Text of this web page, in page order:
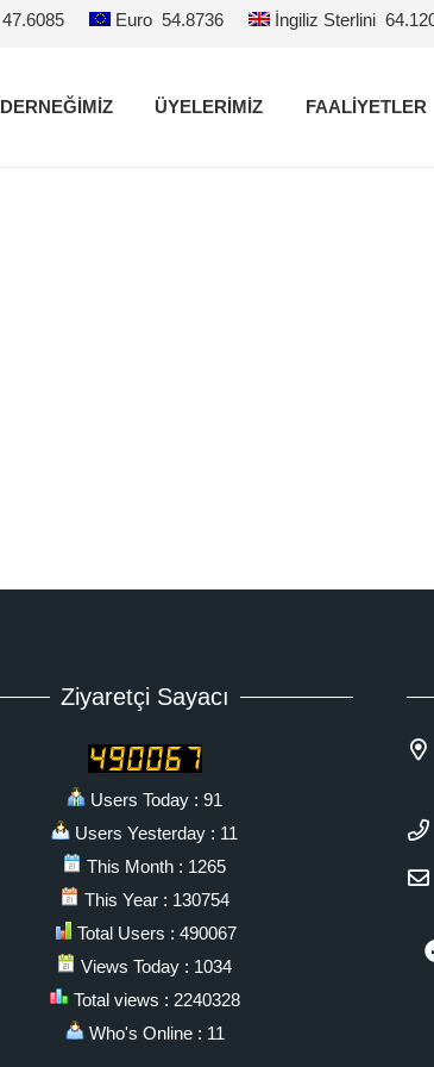
47.6085 Euro 54.8736 İngiliz Sterlini
DERNEĞİMİZ ÜYELERİMİZ FAALİYETLER
Ziyaretçi Sayacı
Users Today : 91
Users Yesterday : 11
This Month : 1265
This Year : 130754
Total Users : 490067
Views Today : 1034
Total views : 2240328
Who's Online : 11